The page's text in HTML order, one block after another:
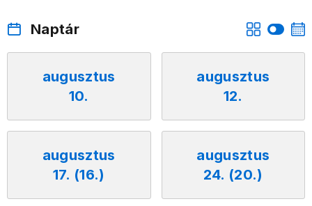
Naptár
augusztus
10.
augusztus
12.
augusztus
17. (16.)
augusztus
24. (20.)